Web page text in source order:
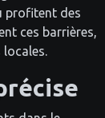
profitent des
ces barrières,